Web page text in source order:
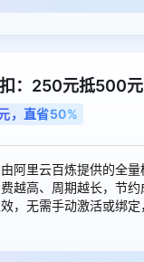
：250元抵500元
，直省50%